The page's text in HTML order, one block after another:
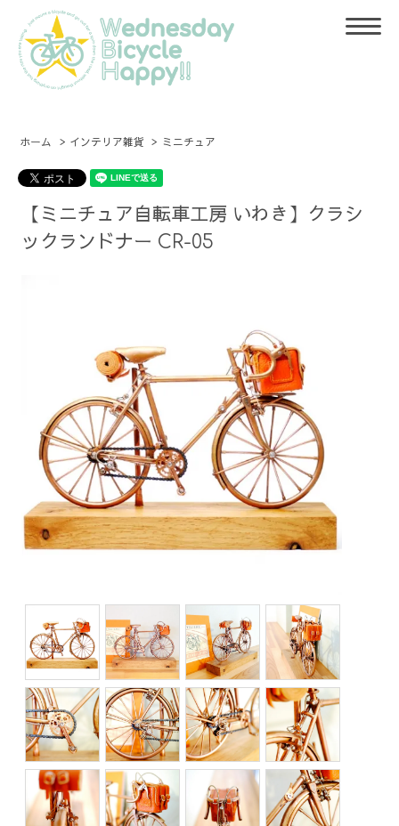
ホーム > インテリア雑貨 > ミニチュア
【ミニチュア自転車工房 いわき】クラシ
ックランドナー CR-05